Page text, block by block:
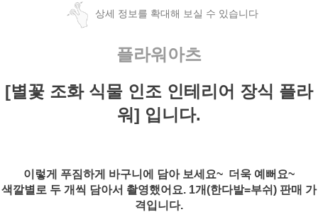
상세 정보를 확대해 보실 수 있습니다
플라워아츠
[별꽃 조화 식물 인조 인테리어 장식 플라
워] 입니다.
이렇게 푸짐하게 바구니에 담아 보세요~ 더욱 예뻐요~
색깔별로 두 개씩 담아서 촬영했어요. 1개(한다발=부쉬) 판매 가
격입니다.